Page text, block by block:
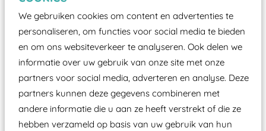
We gebruiken cookies om content en advertenties te
personaliseren, om functies voor social media te bieden
en om ons websiteverkeer te analyseren. Ook delen we
informatie over uw gebruik van onze site met onze
partners voor social media, adverteren en analyse. Deze
partners kunnen deze gegevens combineren met
andere informatie die u aan ze heeft verstrekt of die ze
hebben verzameld op basis van uw gebruik van hun
certificering, uitgegeven door een Nederlands
aangewezen keuringsinstantie?
Wij ook speeltoestellen kunnen laten keuren zodat
ze toch binnen het Warenwetbesluit Attractie- en
Speeltoestellen vallen?
Past er goed bij